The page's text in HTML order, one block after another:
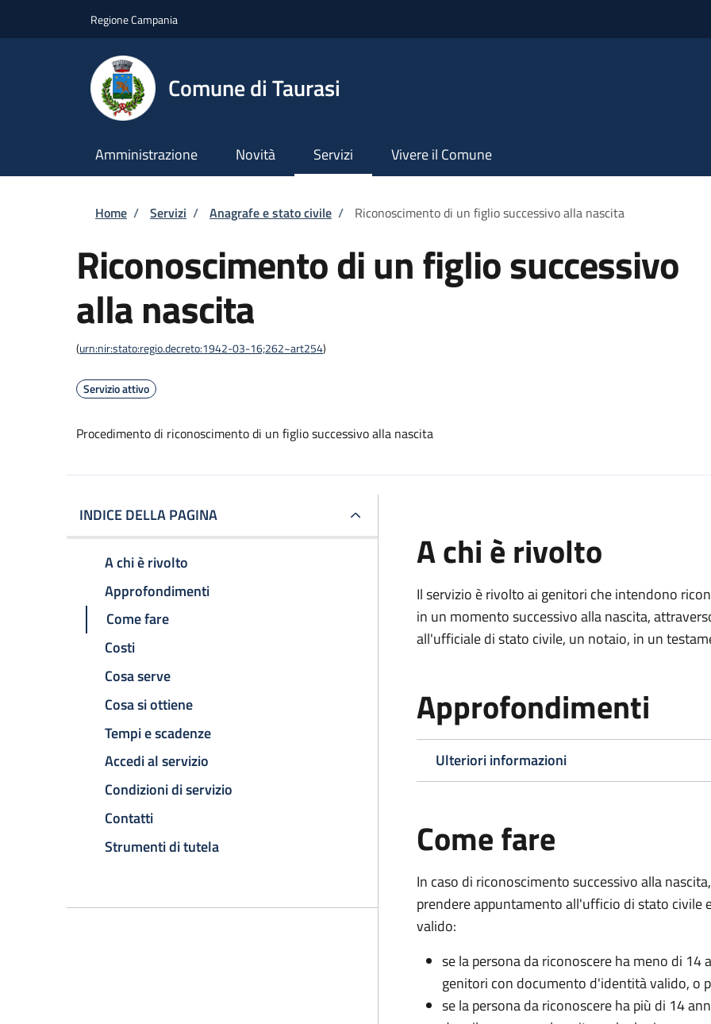
Regione Campania
Comune di Taurasi
Amministrazione Novità Servizi Vivere il Comune
Briciole di pane
Home / Servizi / Anagrafe e stato civile / Riconoscimento di un figlio successivo alla nascita
Riconoscimento di un figlio successivo
alla nascita
(urn:nir:stato:regio.decreto:1942-03-16;262~art254)
Servizio attivo
Procedimento di riconoscimento di un figlio successivo alla nascita
INDICE DELLA PAGINA
A chi è rivolto
Approfondimenti
Come fare
Costi
Cosa serve
Cosa si ottiene
Tempi e scadenze
Accedi al servizio
Condizioni di servizio
Contatti
Strumenti di tutela
A chi è rivolto
Il servizio è rivolto ai genitori che intendono
in un momento successivo alla nascita,
all'ufficiale di stato civile, un notaio, in un
Approfondimenti
Ulteriori informazioni
Come fare
In caso di riconoscimento successivo alla
prendere appuntamento all'ufficio di stato
valido:
se la persona da riconoscere ha meno di
genitori con documento d'identità valido, o
se la persona da riconoscere ha più di 14